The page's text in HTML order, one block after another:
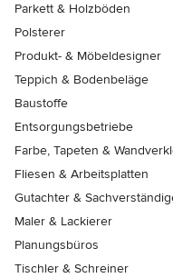
Parkett & Holzböden
Polsterer
Produkt- & Möbeldesigner
Teppich & Bodenbeläge
Baustoffe
Entsorgungsbetriebe
Farbe, Tapeten &
Fliesen & Arbeitsplatten
Gutachter &
Maler & Lackierer
Planungsbüros
Tischler & Schreiner